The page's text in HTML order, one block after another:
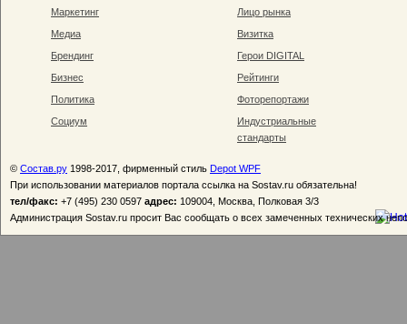
Маркетинг
Медиа
Брендинг
Бизнес
Политика
Социум
Лицо рынка
Визитка
Герои DIGITAL
Рейтинги
Фоторепортажи
Индустриальные
стандарты
© Состав.ру 1998-2017, фирменный стиль Depot WPF
При использовании материалов портала ссылка на Sostav.ru обязательна!
тел/факс: +7 (495) 230 0597 адрес: 109004, Москва, Полковая 3/3
Администрация Sostav.ru просит Вас сообщать о всех замеченных технических